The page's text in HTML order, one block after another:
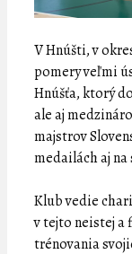
V Hnúšti, v
pomery veľmi
Hnúšťa, ktorý
ale aj
majstrov
medailách aj
Klub vedie
v tejto neistej a
trénovania